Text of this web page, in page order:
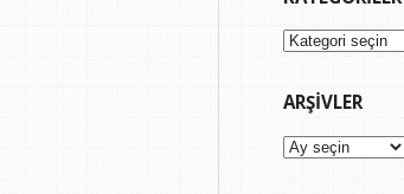
Kategoriler
ARŞIVLER
Arşivler